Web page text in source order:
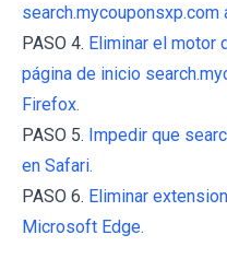
search.mycouponsxp.com
PASO 4. Eliminar el motor
página de inicio
Firefox.
PASO 5. Impedir que
en Safari.
PASO 6. Eliminar
Microsoft Edge.